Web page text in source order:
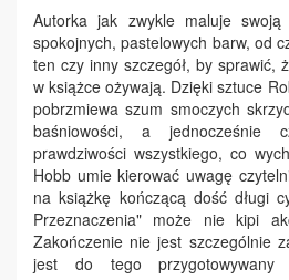
Autorka jak zwykle maluje
spokojnych, pastelowych barw, od
ten czy inny szczegół, by sprawić,
w książce ożywają. Dzięki sztuce
pobrzmiewa szum smoczych
baśniowości, a jednocześnie
prawdziwości wszystkiego, co
Hobb umie kierować uwagę
na książkę kończącą dość długi
Przeznaczenia" może nie kipi
Zakończenie nie jest szczególnie
jest do tego przygotowywany